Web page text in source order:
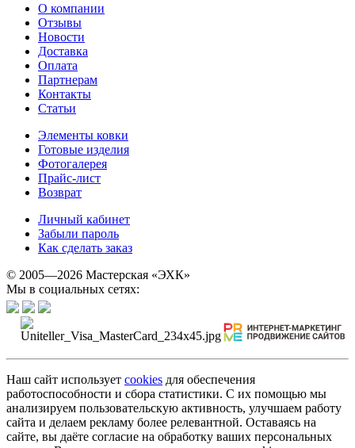
О компании
Отзывы
Новости
Доставка
Оплата
Партнерам
Контакты
Статьи
Элементы ковки
Готовые изделия
Фотогалерея
Прайс-лист
Возврат
Личный кабинет
Забыли пароль
Как сделать заказ
© 2005—2026 Мастерская «ЭХК»
Мы в социальных сетях:
Наш сайт использует cookies для обеспечения
работоспособности и сбора статистики. С их помощью мы
анализируем пользовательскую активность, улучшаем работу
сайта и делаем рекламу более релевантной. Оставаясь на
сайте, вы даёте согласие на обработку ваших персональных